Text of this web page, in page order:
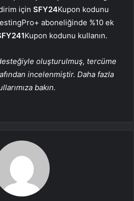
için SFY24Kupon kodunu
aboneliğinde %10 ek
Kupon kodunu kullanın.
oluşturulmuş, tercüme
incelenmiştir. Daha fazla
bakın.